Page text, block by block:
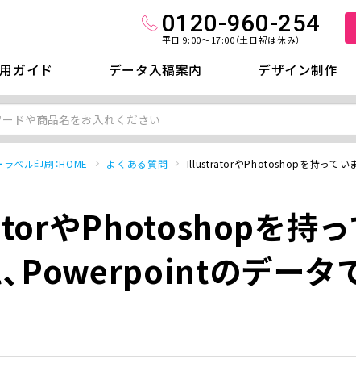
0120-960-254
平日 9:00～17:00（土日祝は休み）
ガイド データ入稿案内 デザイン制作
ベル印刷：HOME よくある質問 IllustratorやPhotoshopを持ってい
やPhotoshopを持っ
Powerpointのデータ